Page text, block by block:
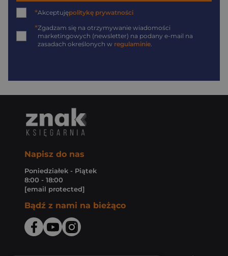
*Akceptujępolitykę prywatności
*Zgadzam się na otrzymywanie wiadomości
marketingowych (newsletter) na podany e-mail na
zasadach określonych w regulaminie
Napisz do nas
Poniedziałek - Piątek
8:00 - 18:00
[email protected]
Bądź z nami na bieżąco